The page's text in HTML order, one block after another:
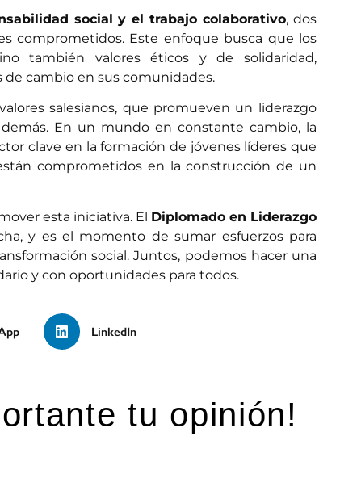
social y el trabajo colaborativo, dos
comprometidos. Este enfoque busca que los
también valores éticos y de solidaridad,
de cambio en sus comunidades.
salesianos, que promueven un liderazgo
En un mundo en constante cambio, la
clave en la formación de jóvenes líderes que
comprometidos en la construcción de un
esta iniciativa. El Diplomado en Liderazgo
y es el momento de sumar esfuerzos para
social. Juntos, podemos hacer una
y con oportunidades para todos.
LinkedIn
tu opinión!